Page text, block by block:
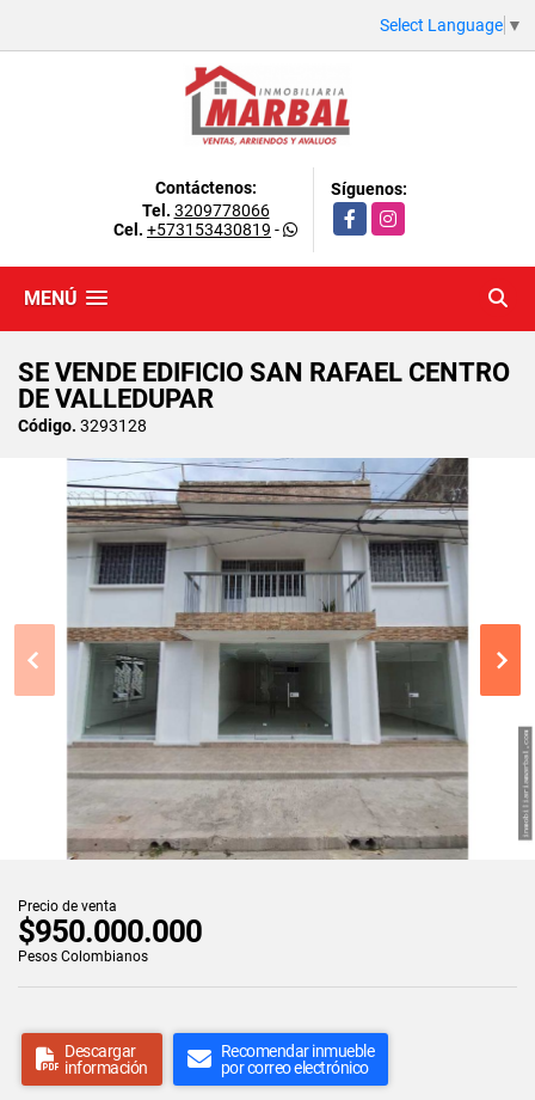
Select Language ▼
Contáctenos:
Tel. 3209778066
Cel. +573153430819 -
Síguenos:
FacebookInstagram
MENÚ
SE VENDE EDIFICIO SAN RAFAEL CENTRO
DE VALLEDUPAR
Código. 3293128
Precio de venta
$950.000.000
Pesos Colombianos
Descargar
información
Recomendar inmueble
por correo electrónico